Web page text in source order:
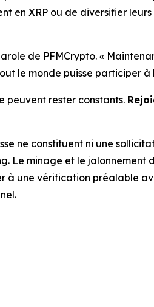
en XRP ou de diversifier
de PFMCrypto.«
le monde puisse participer à
peuvent rester constants.
ne constituent ni une
Le minage et le
une vérification préalable